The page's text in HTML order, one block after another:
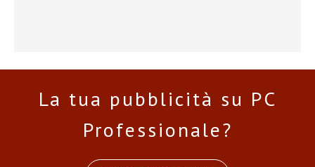
La tua pubblicità su PC
Professionale?